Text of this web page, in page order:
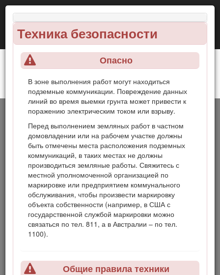
Техника безопасности
Опасно
В зоне выполнения работ могут находиться
подземные коммуникации. Повреждение данных
линий во время выемки грунта может привести к
поражению электрическим током или взрыву.
Перед выполнением земляных работ в частном
домовладении или на рабочем участке должны
быть отмечены места расположения подземных
коммуникаций, в таких местах не должны
производиться земляные работы. Свяжитесь с
местной уполномоченной организацией по
маркировке или предприятием коммунального
обслуживания, чтобы произвести маркировку
объекта собственности (например, в США с
государственной службой маркировки можно
связаться по тел. 811, а в Австралии – по тел.
1100).
Общие правила техники
Компактный погрузчик с набором рабочих
органов TX 1000
Введение
Данная машина представляет собой компактный
погрузчик с набором рабочих органов, предназначенный
для перемещения грунта и материалов при выполнении
строительных работ и работ по обустройству территории.
Он рассчитан на применение различных навесных
орудий, каждое из которых выполняет специальную
функцию.
Внимательно изучите данное руководство и научитесь
правильно использовать и обслуживать машину, не
допуская ее повреждения и травмирования персонала.
Вы несете ответственность за правильное и безопасное
использование изделия.
информации о технике безопасности при работе с
изделием, обучающих материалов, информации о